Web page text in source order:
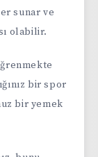
sunar ve
olabilir.
bir spor
bir yemek